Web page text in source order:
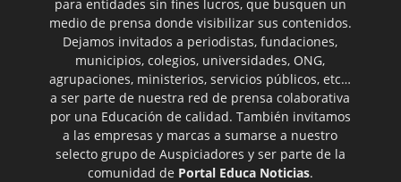
para entidades sin fines lucros, que busquen un
medio de prensa donde visibilizar sus contenidos.
Dejamos invitados a periodistas, fundaciones,
municipios, colegios, universidades, ONG,
agrupaciones, ministerios, servicios públicos, etc…
a ser parte de nuestra red de prensa colaborativa
por una Educación de calidad. También invitamos
a las empresas y marcas a sumarse a nuestro
selecto grupo de Auspiciadores y ser parte de la
comunidad de Portal Educa Noticias.